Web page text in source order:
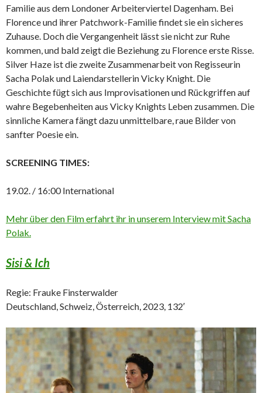
Familie aus dem Londoner Arbeiterviertel Dagenham. Bei
Florence und ihrer Patchwork-Familie findet sie ein sicheres
Zuhause. Doch die Vergangenheit lässt sie nicht zur Ruhe
kommen, und bald zeigt die Beziehung zu Florence erste Risse.
Silver Haze ist die zweite Zusammenarbeit von Regisseurin
Sacha Polak und Laiendarstellerin Vicky Knight. Die
Geschichte fügt sich aus Improvisationen und Rückgriffen auf
wahre Begebenheiten aus Vicky Knights Leben zusammen. Die
sinnliche Kamera fängt dazu unmittelbare, raue Bilder von
sanfter Poesie ein.
SCREENING TIMES:
19.02. / 16:00 International
Mehr über den Film erfahrt ihr in unserem Interview mit Sacha
Polak.
Sisi & Ich
Regie: Frauke Finsterwalder
Deutschland, Schweiz, Österreich, 2023, 132′